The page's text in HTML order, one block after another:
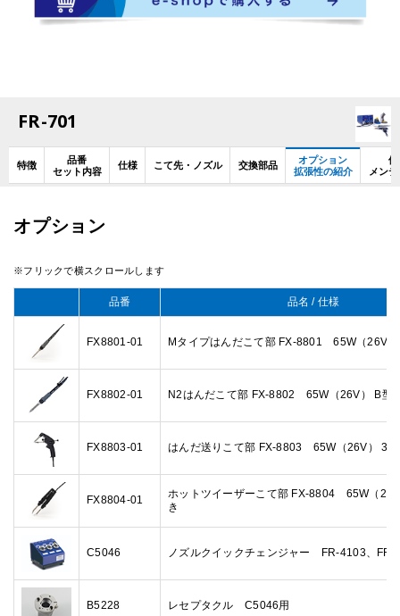
FR-701
特徴
品番
セット内容
仕様 こて先・ノズル 交換部品
オプション
拡張性の紹介
使
メン
オプション
品番 品名 / 仕様
FX8801-01 Mタイプはんだこて部 FX-8801 65W（26V）
FX8802-01 N2はんだこて部 FX-8802 65W（26V） B型
FX8803-01 はんだ送りこて部 FX-8803 65W（26V） 3C
FX8804-01
ホットツイーザーこて部 FX-8804 65W（
き
C5046 ノズルクイックチェンジャー FR-4103、FR-
B5228 レセプタクル C5046用